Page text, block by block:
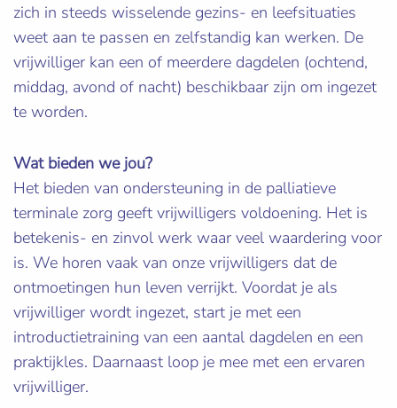
zich in steeds wisselende gezins- en leefsituaties
weet aan te passen en zelfstandig kan werken. De
vrijwilliger kan een of meerdere dagdelen (ochtend,
middag, avond of nacht) beschikbaar zijn om ingezet
te worden.
Wat bieden we jou?
Het bieden van ondersteuning in de palliatieve
terminale zorg geeft vrijwilligers voldoening. Het is
betekenis- en zinvol werk waar veel waardering voor
is. We horen vaak van onze vrijwilligers dat de
ontmoetingen hun leven verrijkt. Voordat je als
vrijwilliger wordt ingezet, start je met een
introductietraining van een aantal dagdelen en een
praktijkles. Daarnaast loop je mee met een ervaren
vrijwilliger.